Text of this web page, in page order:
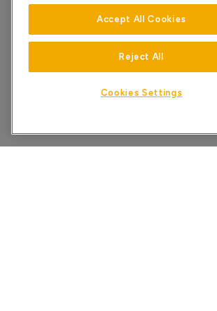
Accept All Cookies
Reject All
Cookies Settings